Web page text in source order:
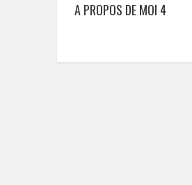
A PROPOS DE MOI 4